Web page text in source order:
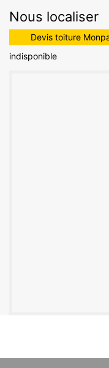
Nous localiser
Devis toiture
indisponible